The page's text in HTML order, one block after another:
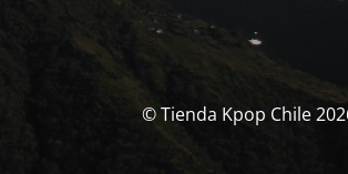
© Tienda Kpop Chile